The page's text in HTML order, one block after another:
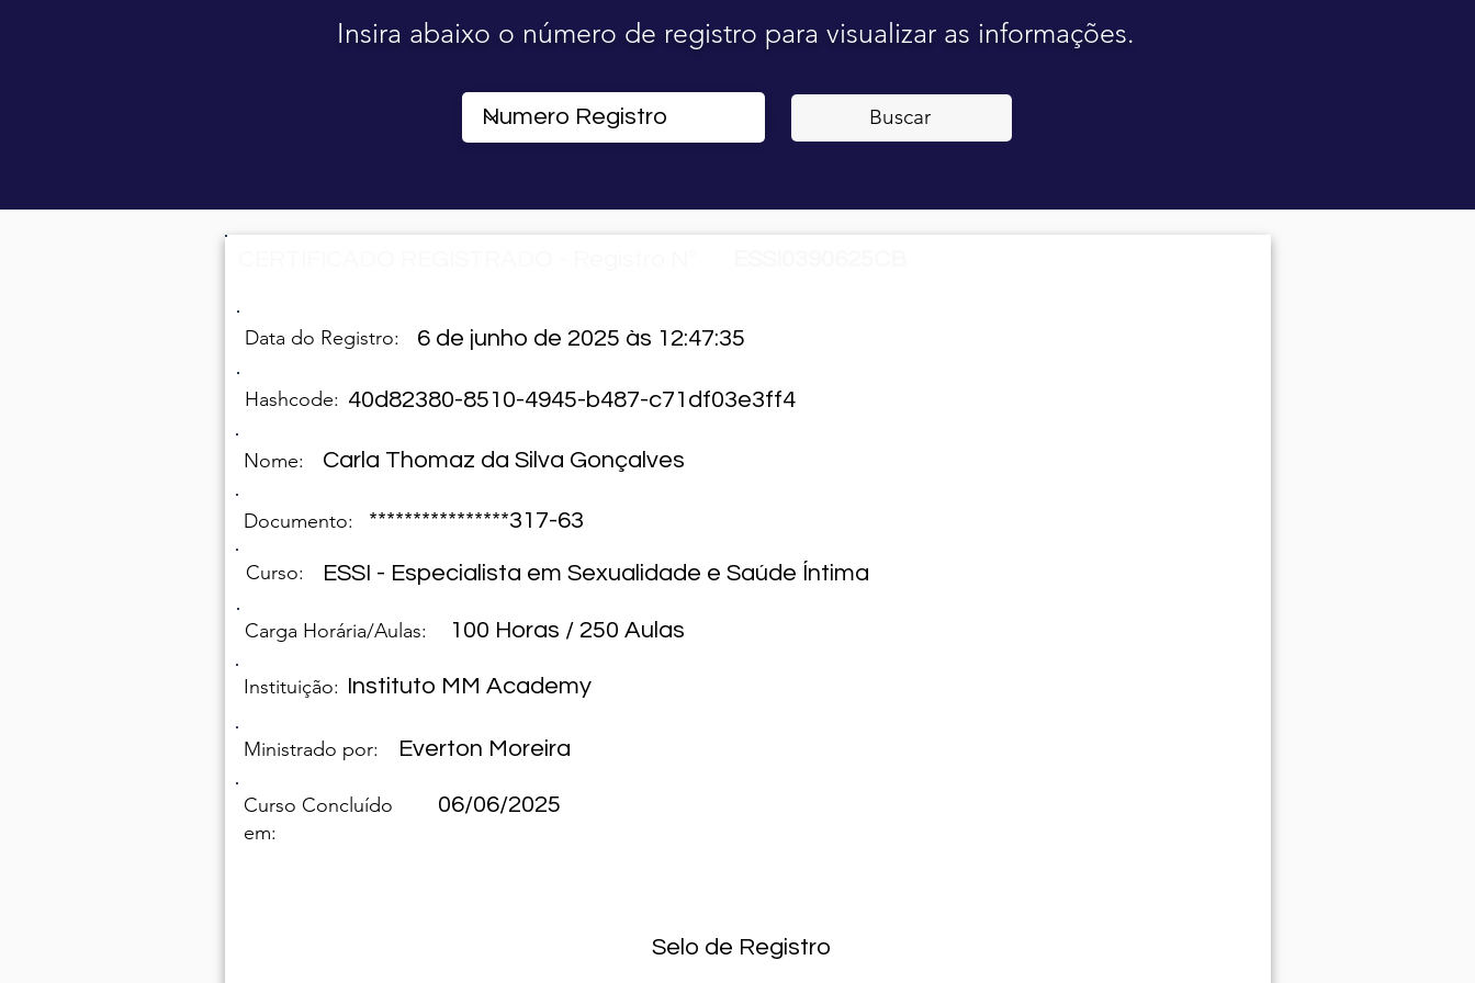
Insira abaixo o número de registro para visualizar as informações.
Buscar
Data do Registro: 6 de junho de 2025 às 12:47:35
Hashcode: 40d82380-8510-4945-b487-c71df03e3ff4
Nome: Carla Thomaz da Silva Gonçalves
Documento: ****************317-63
Curso: ESSI - Especialista em Sexualidade e Saúde Íntima
Carga Horária/Aulas: 100 Horas / 250 Aulas
Instituição: Instituto MM Academy
Ministrado por: Everton Moreira
Curso Concluído
em:
06/06/2025
Selo de Registro